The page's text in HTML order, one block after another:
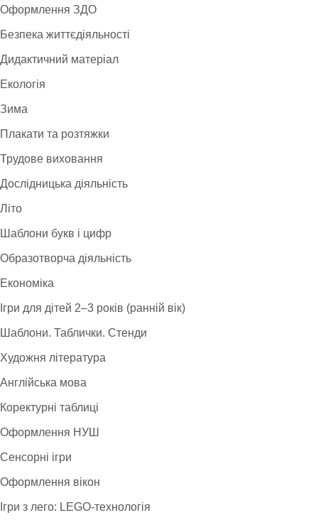
Оформлення ЗДО
Безпека життєдіяльності
Дидактичний матеріал
Екологія
Зима
Плакати та розтяжки
Трудове виховання
Дослідницька діяльність
Літо
Шаблони букв і цифр
Образотворча діяльність
Економіка
Ігри для дітей 2–3 років (ранній вік)
Шаблони. Таблички. Стенди
Художня література
Англійська мова
Коректурні таблиці
Оформлення НУШ
Сенсорні ігри
Оформлення вікон
Ігри з лего: LEGO-технологія